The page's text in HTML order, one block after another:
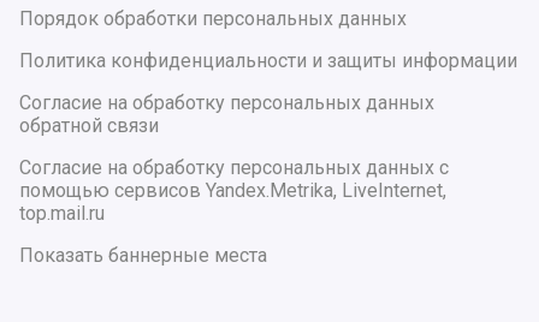
Порядок обработки персональных данных
Политика конфиденциальности и защиты информации
Согласие на обработку персональных данных
обратной связи
Согласие на обработку персональных данных с
помощью сервисов Yandex.Metrika, LiveInternet,
top.mail.ru
Показать баннерные места